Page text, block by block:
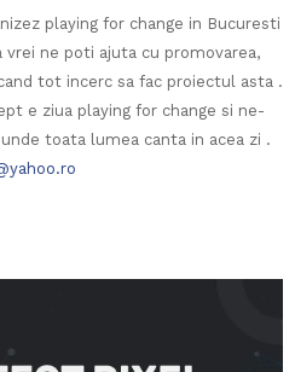
playing for change in Bucuresti
vrei ne poti ajuta cu promovarea,
tot incerc sa fac proiectul asta .
e ziua playing for change si ne-
toata lumea canta in acea zi .